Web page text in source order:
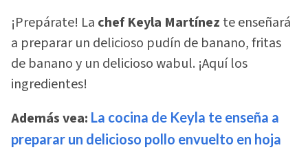
¡Prepárate! La chef Keyla Martínez te enseñará
a preparar un delicioso pudín de banano, fritas
de banano y un delicioso wabul. ¡Aquí los
ingredientes!
Además vea: La cocina de Keyla te enseña a
preparar un delicioso pollo envuelto en hoja